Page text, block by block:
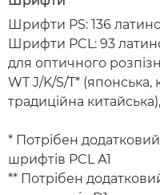
Шрифти PS: 136
Шрифти PCL: 93
для оптичного
WT J/K/S/T*
традиційна
* Потрібен
шрифтів PCL А1
** Потрібен